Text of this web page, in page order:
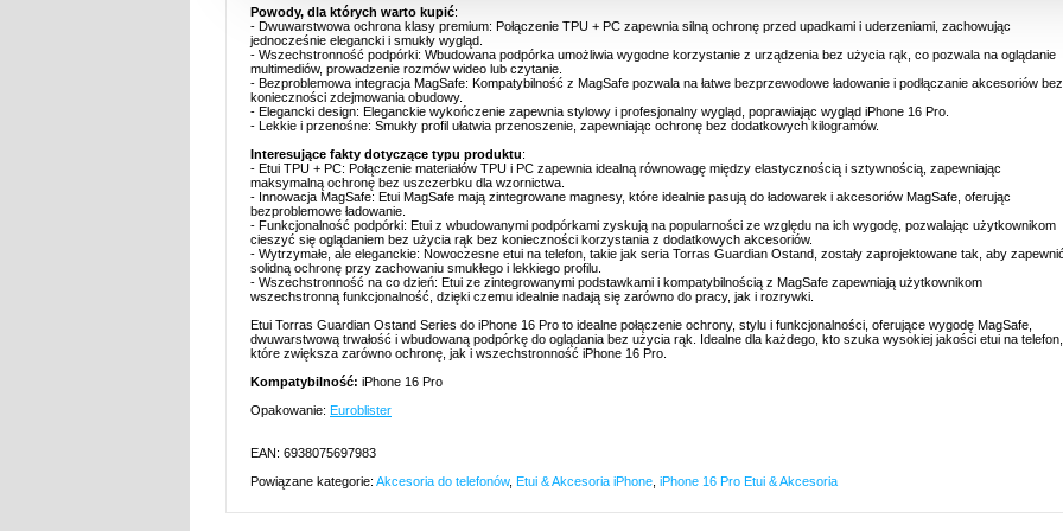
Powody, dla których warto kupić:
- Dwuwarstwowa ochrona klasy premium: Połączenie TPU + PC zapewnia silną ochronę przed upadkami i uderzeniami, zachowując
jednocześnie elegancki i smukły wygląd.
- Wszechstronność podpórki: Wbudowana podpórka umożliwia wygodne korzystanie z urządzenia bez użycia rąk, co pozwala na oglądanie
multimediów, prowadzenie rozmów wideo lub czytanie.
- Bezproblemowa integracja MagSafe: Kompatybilność z MagSafe pozwala na łatwe bezprzewodowe ładowanie i podłączanie akcesoriów bez
konieczności zdejmowania obudowy.
- Elegancki design: Eleganckie wykończenie zapewnia stylowy i profesjonalny wygląd, poprawiając wygląd iPhone 16 Pro.
- Lekkie i przenośne: Smukły profil ułatwia przenoszenie, zapewniając ochronę bez dodatkowych kilogramów.
Interesujące fakty dotyczące typu produktu:
- Etui TPU + PC: Połączenie materiałów TPU i PC zapewnia idealną równowagę między elastycznością i sztywnością, zapewniając
maksymalną ochronę bez uszczerbku dla wzornictwa.
- Innowacja MagSafe: Etui MagSafe mają zintegrowane magnesy, które idealnie pasują do ładowarek i akcesoriów MagSafe, oferując
bezproblemowe ładowanie.
- Funkcjonalność podpórki: Etui z wbudowanymi podpórkami zyskują na popularności ze względu na ich wygodę, pozwalając użytkownikom
cieszyć się oglądaniem bez użycia rąk bez konieczności korzystania z dodatkowych akcesoriów.
- Wytrzymałe, ale eleganckie: Nowoczesne etui na telefon, takie jak seria Torras Guardian Ostand, zostały zaprojektowane tak, aby
solidną ochronę przy zachowaniu smukłego i lekkiego profilu.
- Wszechstronność na co dzień: Etui ze zintegrowanymi podstawkami i kompatybilnością z MagSafe zapewniają użytkownikom
wszechstronną funkcjonalność, dzięki czemu idealnie nadają się zarówno do pracy, jak i rozrywki.
Etui Torras Guardian Ostand Series do iPhone 16 Pro to idealne połączenie ochrony, stylu i funkcjonalności, oferujące wygodę MagSafe,
dwuwarstwową trwałość i wbudowaną podpórkę do oglądania bez użycia rąk. Idealne dla każdego, kto szuka wysokiej jakości etui na telefon,
które zwiększa zarówno ochronę, jak i wszechstronność iPhone 16 Pro.
Kompatybilność: iPhone 16 Pro
Opakowanie: Euroblister
EAN: 6938075697983
Powiązane kategorie: Akcesoria do telefonów, Etui & Akcesoria iPhone iPhone 16 Pro Etui & Akcesoria